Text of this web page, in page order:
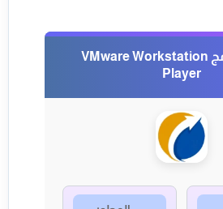
تحميل برنامج VMware Workstation
Player